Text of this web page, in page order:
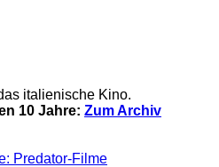
italienische Kino.
10 Jahre: Zum Archiv
Predator-Filme